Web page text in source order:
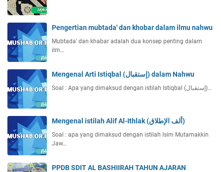
Pengertian mubtada' dan khobar dalam ilmu nahwu
Mubtada' dan khabar adalah dua konsep penting dalam
ilm…
Mengenal Arti Istiqbal (إستقبال) dalam Nahwu
Soal : Apa yang dimaksud dengan istilah Istiqbal (إستقبال)…
Mengenal istilah Alif Al-Ithlak (ألف الإطلاق)
Soal : apa yang dimaksud dengan istilah Isim Mutamakkin
Jaw…
PPDB SDIT AL BASHIIRAH TAHUN AJARAN